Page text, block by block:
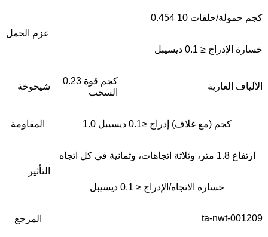
عزم الحمل
0.454 كجم حمولة/حلقات 10
خسارة الإدراج ≤ 0.1 ديسيبل
شيخوخة
0.23 كجم قوة
السحب
الألياف العارية
المقاومة 1.0 كجم (مع غلاف) إدراج ≤0.1 ديسيبل
التأثير
ارتفاع 1.8 متر، وثلاثة اتجاهات، وثمانية في كل اتجاه
خسارة الاتجاه/الإدراج ≤ 0.1 ديسيبل
المرجع ta-nwt-001209